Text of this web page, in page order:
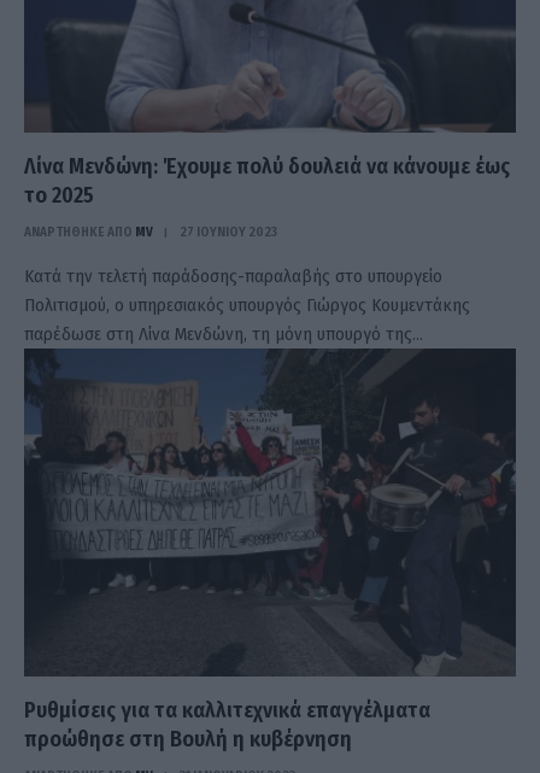
Λίνα Μενδώνη: Έχουμε πολύ δουλειά να κάνουμε έως
το 2025
ΑΝΑΡΤΗΘΗΚΕ ΑΠΟ MV 27 ΙΟΥΝΊΟΥ 2023
Κατά την τελετή παράδοσης-παραλαβής στο υπουργείο
Πολιτισμού, ο υπηρεσιακός υπουργός Γιώργος Κουμεντάκης
παρέδωσε στη Λίνα Μενδώνη, τη μόνη υπουργό της…
Ρυθμίσεις για τα καλλιτεχνικά επαγγέλματα
προώθησε στη Βουλή η κυβέρνηση